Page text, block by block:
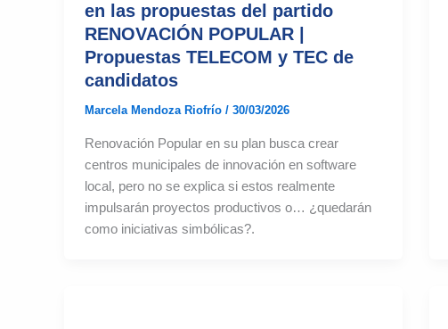
en las propuestas del partido
RENOVACIÓN POPULAR |
Propuestas TELECOM y TEC de
candidatos
Marcela Mendoza Riofrío / 30/03/2026
Renovación Popular en su plan busca crear
centros municipales de innovación en software
local, pero no se explica si estos realmente
impulsarán proyectos productivos o… ¿quedarán
como iniciativas simbólicas?.